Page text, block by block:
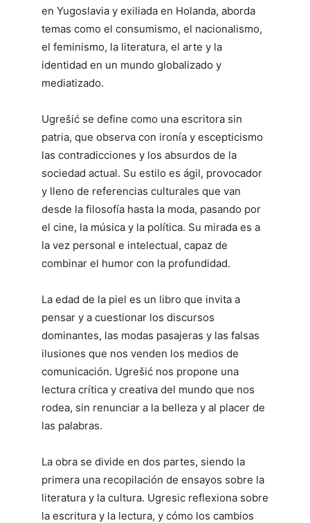
en Yugoslavia y exiliada en Holanda, aborda
temas como el consumismo, el nacionalismo,
el feminismo, la literatura, el arte y la
identidad en un mundo globalizado y
mediatizado.
Ugrešić se define como una escritora sin
patria, que observa con ironía y escepticismo
las contradicciones y los absurdos de la
sociedad actual. Su estilo es ágil, provocador
y lleno de referencias culturales que van
desde la filosofía hasta la moda, pasando por
el cine, la música y la política. Su mirada es a
la vez personal e intelectual, capaz de
combinar el humor con la profundidad.
La edad de la piel es un libro que invita a
pensar y a cuestionar los discursos
dominantes, las modas pasajeras y las falsas
ilusiones que nos venden los medios de
comunicación. Ugrešić nos propone una
lectura crítica y creativa del mundo que nos
rodea, sin renunciar a la belleza y al placer de
las palabras.
La obra se divide en dos partes, siendo la
primera una recopilación de ensayos sobre la
literatura y la cultura. Ugresic reflexiona sobre
la escritura y la lectura, y cómo los cambios